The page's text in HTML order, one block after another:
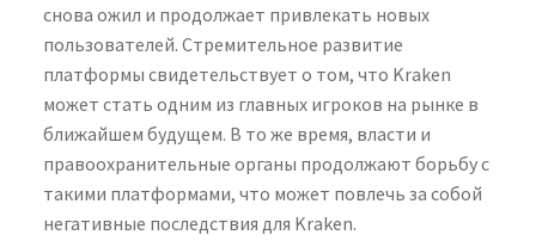
снова ожил и продолжает привлекать новых
пользователей. Стремительное развитие
платформы свидетельствует о том, что Kraken
может стать одним из главных игроков на рынке в
ближайшем будущем. В то же время, власти и
правоохранительные органы продолжают борьбу с
такими платформами, что может повлечь за собой
негативные последствия для Kraken.